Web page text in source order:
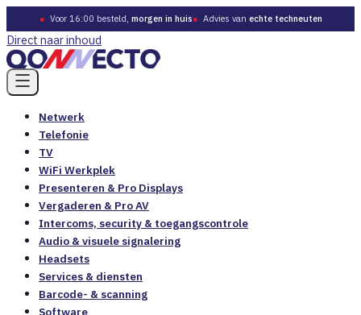
● Voor 16:00 besteld, morgen in huis● Advies van echte techneuten
Direct naar inhoud
Netwerk
Telefonie
TV
WiFi Werkplek
Presenteren & Pro Displays
Vergaderen & Pro AV
Intercoms, security & toegangscontrole
Audio & visuele signalering
Headsets
Services & diensten
Barcode- & scanning
Software